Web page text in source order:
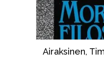
Airaksinen,